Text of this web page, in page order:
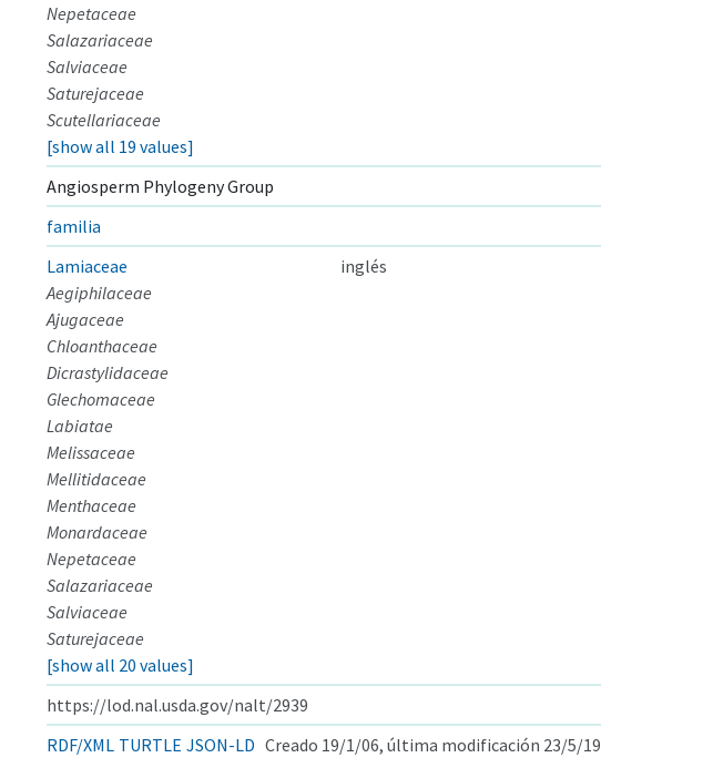
Nepetaceae
Salazariaceae
Salviaceae
Saturejaceae
Scutellariaceae
[show all 19 values]
Angiosperm Phylogeny Group
familia
Lamiaceae
inglés
Aegiphilaceae
Ajugaceae
Chloanthaceae
Dicrastylidaceae
Glechomaceae
Labiatae
Melissaceae
Mellitidaceae
Menthaceae
Monardaceae
Nepetaceae
Salazariaceae
Salviaceae
Saturejaceae
[show all 20 values]
https://lod.nal.usda.gov/nalt/2939
RDF/XML TURTLE JSON-LD Creado 19/1/06, última modificación 23/5/19